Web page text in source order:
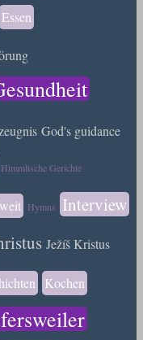
Essen
God's guidance
Himmlische Gerichte
Hymns
Interview
Ježíš Kristus
Kochen